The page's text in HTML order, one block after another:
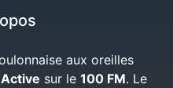
aux oreilles
sur le 100 FM. Le